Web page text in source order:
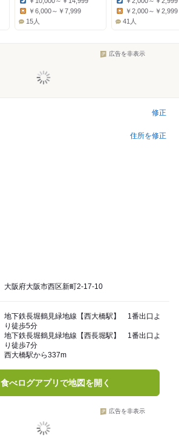
Dinner:
Lunch:
￥6,000～￥7,999
15人
Dinner:
Lunch:
￥2,000～￥2,999
41人
広告を非表示
修正
住所を修正
大阪府大阪市西区新町2-17-10
地下鉄長堀鶴見緑地線【西大橋駅】 1番出口よ
り徒歩5分
地下鉄長堀鶴見緑地線【西長堀駅】 1番出口よ
り徒歩7分
西大橋駅から337m
食べログアプリで地図を開く
広告を非表示